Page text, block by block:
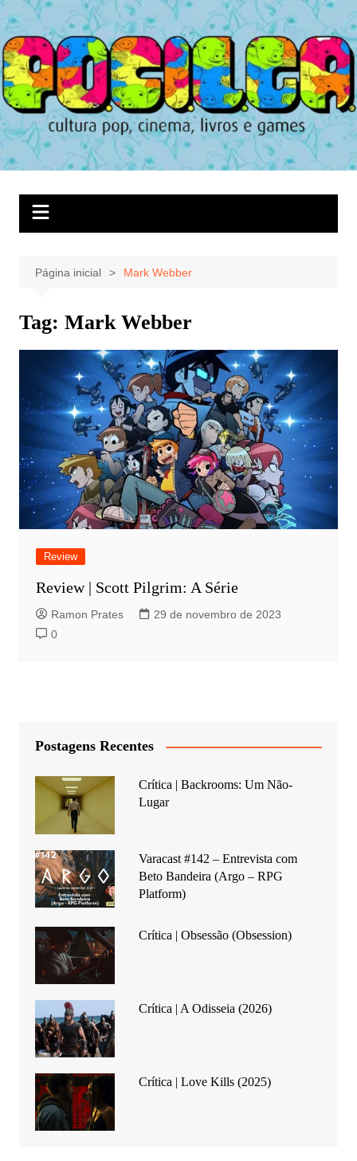
Ir
para
o
conteúdo
Página inicial Mark Webber
Tag: Mark Webber
Review
Review | Scott Pilgrim: A Série
Ramon Prates
29 de novembro de 2023
0
Postagens Recentes
Crítica | Backrooms: Um Não-
Lugar
Varacast #142 – Entrevista com
Beto Bandeira (Argo – RPG
Platform)
Crítica | Obsessão (Obsession)
Crítica | A Odisseia (2026)
Crítica | Love Kills (2025)